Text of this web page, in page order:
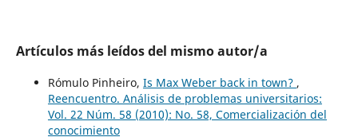
Artículos más leídos del mismo autor/a
Rómulo Pinheiro, Is Max Weber back in town? ,
Reencuentro. Análisis de problemas universitarios:
Vol. 22 Núm. 58 (2010): No. 58, Comercialización del
conocimiento